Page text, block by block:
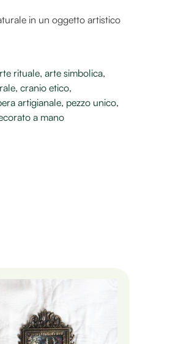
in un oggetto artistico
rituale, arte simbolica,
, cranio etico,
artigianale, pezzo unico,
a mano